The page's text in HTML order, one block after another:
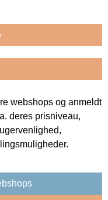
webshops og anmeldt
deres prisniveau,